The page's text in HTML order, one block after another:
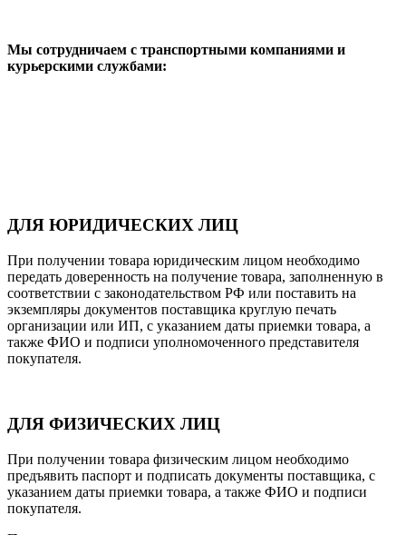
Мы сотрудничаем с транспортными компаниями и
курьерскими службами:
ДЛЯ ЮРИДИЧЕСКИХ ЛИЦ
При получении товара юридическим лицом необходимо
передать доверенность на получение товара, заполненную в
соответствии с законодательством РФ или поставить на
экземпляры документов поставщика круглую печать
организации или ИП, с указанием даты приемки товара, а
также ФИО и подписи уполномоченного представителя
покупателя.
ДЛЯ ФИЗИЧЕСКИХ ЛИЦ
При получении товара физическим лицом необходимо
предъявить паспорт и подписать документы поставщика, с
указанием даты приемки товара, а также ФИО и подписи
покупателя.